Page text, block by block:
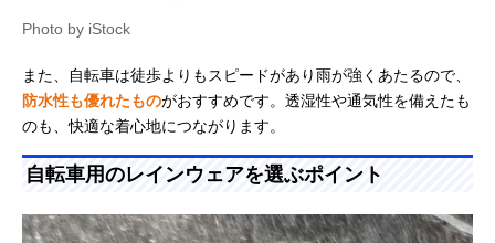
Photo by iStock
また、自転車は徒歩よりもスピードがあり雨が強くあたるので、
防水性も優れたものがおすすめです。透湿性や通気性を備えたも
のも、快適な着心地につながります。
自転車用のレインウェアを選ぶポイント